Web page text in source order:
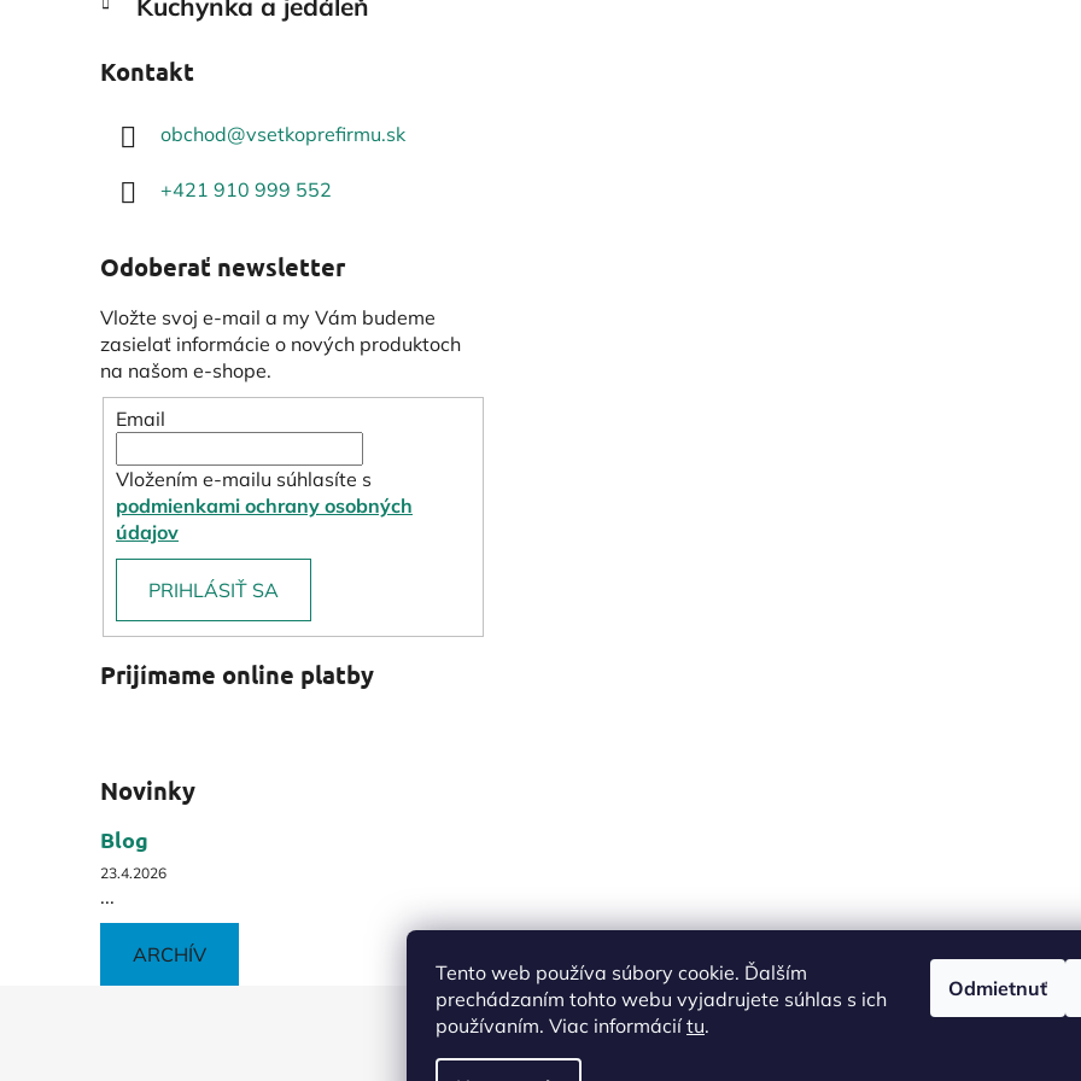
Tento web používa súbory cookie. Ďalším
prechádzaním tohto webu vyjadrujete súhlas s ich
používaním. Viac informáciítu.
Odmietnuť
Kontakt
obchod@vsetkoprefirmu.sk
+421 910 999 552
Odoberať newsletter
Vložte svoj e-mail a my Vám budeme
zasielať informácie o nových produktoch
na našom e-shope.
Email
Vložením e-mailu súhlasíte s
podmienkami ochrany osobných
údajov
PRIHLÁSIŤ SA
Prijímame online platby
Novinky
Blog
23.4.2026
...
ARCHÍV